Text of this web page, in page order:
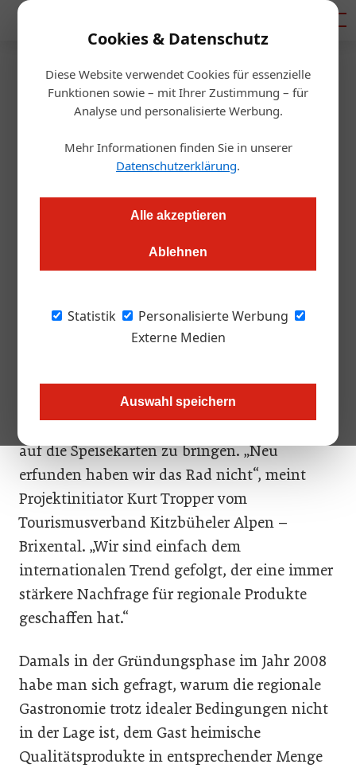
Cookies & Datenschutz
Diese Website verwendet Cookies für essenzielle
Funktionen sowie – mit Ihrer Zustimmung – für
Analyse und personalisierte Werbung.
Mehr Informationen finden Sie in unserer
Datenschutzerklärung.
Alle akzeptieren
Ablehnen
Statistik
Personalisierte Werbung
Externe Medien
Auswahl speichern
Startseite/Gastro & Hotel
Kitzbüheler Wirte setzen auf
Regionalität
Mit der Initiative KochArt positioniert sich eine Tiroler
Wirtegruppe seit neun Jahren als kulinarischer Botschafter
ausgezeichnet.
Alpen“ hat sich auf die Fahnen geheftet,
regionale Qualitätsprodukte von heimischen
auf die Speisekarten zu bringen. „Neu
erfunden haben wir das Rad nicht“, meint
Projektinitiator Kurt Tropper vom
Tourismusverband Kitzbüheler Alpen –
Brixental. „Wir sind einfach dem
internationalen Trend gefolgt, der eine immer
stärkere Nachfrage für regionale Produkte
geschaffen hat.“
Damals in der Gründungsphase im Jahr 2008
habe man sich gefragt, warum die regionale
Gastronomie trotz idealer Bedingungen nicht
in der Lage ist, dem Gast heimische
Qualitätsprodukte in entsprechender Menge